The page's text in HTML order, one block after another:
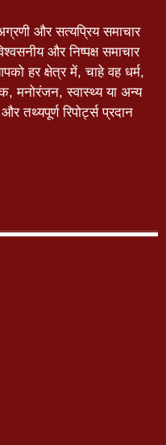
और सत्यप्रिय समाचार
और निष्पक्ष समाचार
हर क्षेत्र में, चाहे वह धर्म,
मनोरंजन, स्वास्थ्य या अन्य
तथ्यपूर्ण रिपोर्ट्स प्रदान